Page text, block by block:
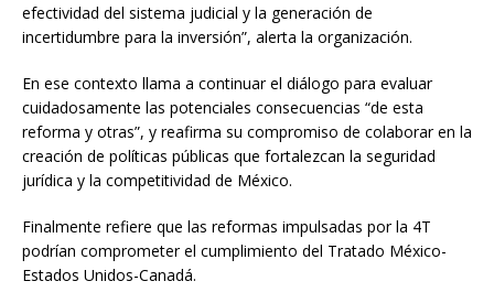
efectividad del sistema judicial y la generación de
incertidumbre para la inversión”, alerta la organización.
En ese contexto llama a continuar el diálogo para evaluar
cuidadosamente las potenciales consecuencias “de esta
reforma y otras”, y reafirma su compromiso de colaborar en la
creación de políticas públicas que fortalezcan la seguridad
jurídica y la competitividad de México.
Finalmente refiere que las reformas impulsadas por la 4T
podrían comprometer el cumplimiento del Tratado México-
Estados Unidos-Canadá.